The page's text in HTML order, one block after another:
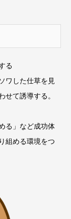
る
ワした仕草を見
せて誘導する。
る」など成功体
組める環境をつ